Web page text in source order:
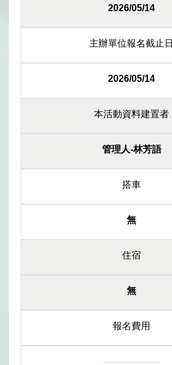
2026/05/14
主辦單位報名截止日
2026/05/14
本活動資料建置者
管理人-林芳語
搭車
無
住宿
無
報名費用